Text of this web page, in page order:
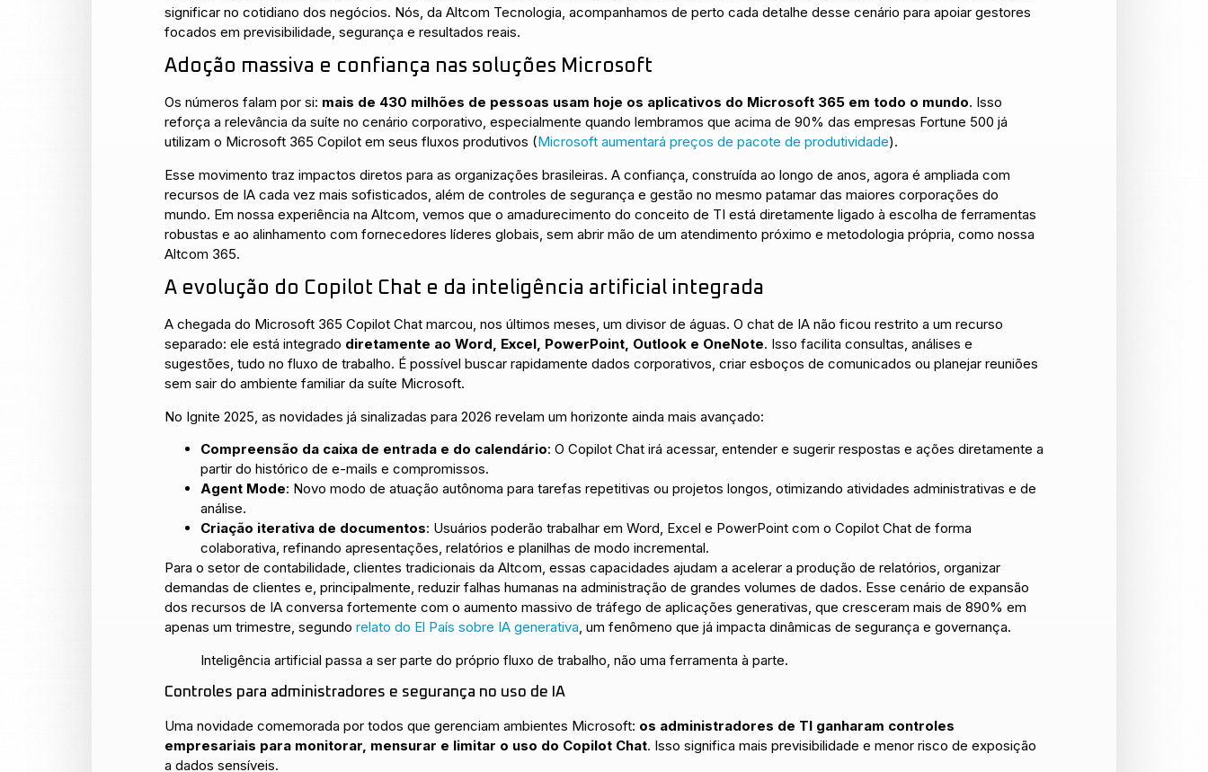
significar no cotidiano dos negócios. Nós, da Altcom Tecnologia, acompanhamos de perto cada detalhe desse cenário para apoiar gestores
focados em previsibilidade, segurança e resultados reais.
Adoção massiva e confiança nas soluções Microsoft
Os números falam por si: mais de 430 milhões de pessoas usam hoje os aplicativos do Microsoft 365 em todo o mundo. Isso
reforça a relevância da suíte no cenário corporativo, especialmente quando lembramos que acima de 90% das empresas Fortune 500 já
utilizam o Microsoft 365 Copilot em seus fluxos produtivos (Microsoft aumentará preços de pacote de produtividade).
Esse movimento traz impactos diretos para as organizações brasileiras. A confiança, construída ao longo de anos, agora é ampliada com
recursos de IA cada vez mais sofisticados, além de controles de segurança e gestão no mesmo patamar das maiores corporações do
mundo. Em nossa experiência na Altcom, vemos que o amadurecimento do conceito de TI está diretamente ligado à escolha de ferramentas
robustas e ao alinhamento com fornecedores líderes globais, sem abrir mão de um atendimento próximo e metodologia própria, como nossa
Altcom 365.
A evolução do Copilot Chat e da inteligência artificial integrada
A chegada do Microsoft 365 Copilot Chat marcou, nos últimos meses, um divisor de águas. O chat de IA não ficou restrito a um recurso
separado: ele está integrado diretamente ao Word, Excel, PowerPoint, Outlook e OneNote. Isso facilita consultas, análises e
sugestões, tudo no fluxo de trabalho. É possível buscar rapidamente dados corporativos, criar esboços de comunicados ou planejar reuniões
sem sair do ambiente familiar da suíte Microsoft.
No Ignite 2025, as novidades já sinalizadas para 2026 revelam um horizonte ainda mais avançado:
Compreensão da caixa de entrada e do calendário: O Copilot Chat irá acessar, entender e sugerir respostas e ações diretamente a
partir do histórico de e-mails e compromissos.
Agent Mode: Novo modo de atuação autônoma para tarefas repetitivas ou projetos longos, otimizando atividades administrativas e de
análise.
Criação iterativa de documentos: Usuários poderão trabalhar em Word, Excel e PowerPoint com o Copilot Chat de forma
colaborativa, refinando apresentações, relatórios e planilhas de modo incremental.
Para o setor de contabilidade, clientes tradicionais da Altcom, essas capacidades ajudam a acelerar a produção de relatórios, organizar
demandas de clientes e, principalmente, reduzir falhas humanas na administração de grandes volumes de dados. Esse cenário de expansão
dos recursos de IA conversa fortemente com o aumento massivo de tráfego de aplicações generativas, que cresceram mais de 890% em
apenas um trimestre, segundo relato do El País sobre IA generativa, um fenômeno que já impacta dinâmicas de segurança e governança.
Inteligência artificial passa a ser parte do próprio fluxo de trabalho, não uma ferramenta à parte.
Controles para administradores e segurança no uso de IA
Uma novidade comemorada por todos que gerenciam ambientes Microsoft: os administradores de TI ganharam controles
empresariais para monitorar, mensurar e limitar o uso do Copilot Chat. Isso significa mais previsibilidade e menor risco de exposição
a dados sensíveis.